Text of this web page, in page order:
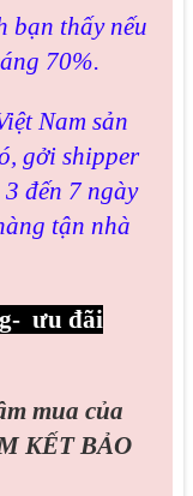
bạn thấy nếu
70%.
Nam sản
gởi shipper
đến 7 ngày
tận nhà
ưu đãi
mua của
KẾT BẢO